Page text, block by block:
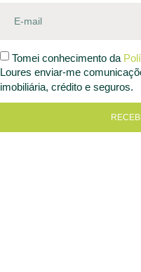
Tomei conhecimento da
Loures enviar-me
imobiliária, crédito e seguros.